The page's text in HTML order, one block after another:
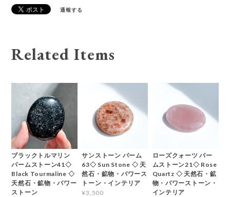
通報する
Related Items
ブラックトルマリン
パームストーン41◇
Black Tourmaline ◇
天然石・鉱物・パワー
ストーン
サンストーン パーム
63◇ Sun Stone ◇ 天
然石・鉱物・パワース
トーン・インテリア
¥3,500
ローズクォーツ パー
ムストーン21◇ Rose
Quartz ◇ 天然石・鉱
物・パワーストーン・
インテリア